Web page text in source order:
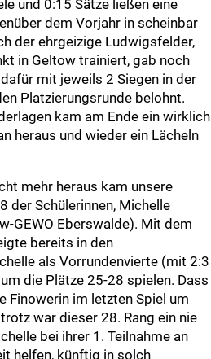
und 0:15 Sätze ließen eine
dem Vorjahr in scheinbar
der ehrgeizige Ludwigsfelder,
in Geltow trainiert, gab noch
mit jeweils 2 Siegen in der
Platzierungsrunde belohnt.
kam am Ende ein wirklich
heraus und wieder ein Lächeln
mehr heraus kam unsere
der Schülerinnen, Michelle
GEWO Eberswalde). Mit dem
bereits in den
als Vorrundenvierte (mit 2:3
die Plätze 25-28 spielen. Dass
Finowerin im letzten Spiel um
war dieser 28. Rang ein nie
bei ihrer 1. Teilnahme an
helfen, künftig in solch